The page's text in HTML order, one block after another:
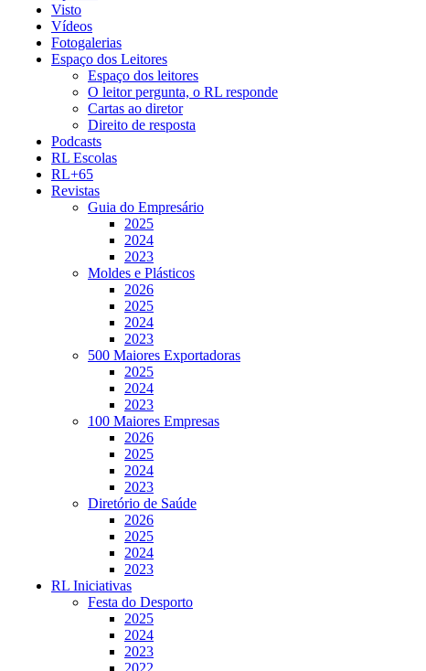
Visto
Vídeos
Fotogalerias
Espaço dos Leitores
Espaço dos leitores
O leitor pergunta, o RL responde
Cartas ao diretor
Direito de resposta
Podcasts
RL Escolas
RL+65
Revistas
Guia do Empresário
2025
2024
2023
Moldes e Plásticos
2026
2025
2024
2023
500 Maiores Exportadoras
2025
2024
2023
100 Maiores Empresas
2026
2025
2024
2023
Diretório de Saúde
2026
2025
2024
2023
RL Iniciativas
Festa do Desporto
2025
2024
2023
2022